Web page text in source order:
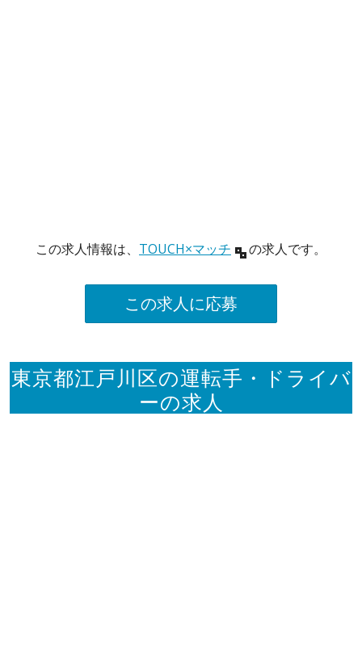
この求人情報は、 TOUCH×マッチ の求人です。
この求人に応募
東京都江戸川区の運転手・ドライバ
ーの求人